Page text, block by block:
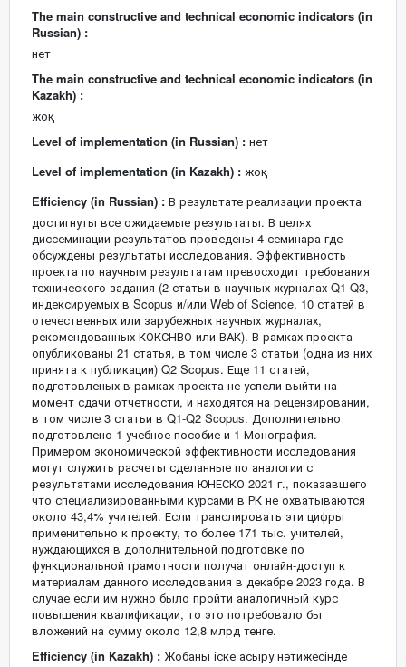
The main constructive and technical economic indicators (in
Russian) :
нет
The main constructive and technical economic indicators (in
Kazakh) :
жоқ
Level of implementation (in Russian) : нет
Level of implementation (in Kazakh) : жоқ
Efficiency (in Russian) : В результате реализации проекта
достигнуты все ожидаемые результаты. В целях
диссеминации результатов проведены 4 семинара где
обсуждены результаты исследования. Эффективность
проекта по научным результатам превосходит требования
технического задания (2 статьи в научных журналах Q1-Q3,
индексируемых в Scopus и/или Web of Science, 10 статей в
отечественных или зарубежных научных журналах,
рекомендованных КОКСНВО или ВАК). В рамках проекта
опубликованы 21 статья, в том числе 3 статьи (одна из них
принята к публикации) Q2 Scopus. Еще 11 статей,
подготовленых в рамках проекта не успели выйти на
момент сдачи отчетности, и находятся на рецензировании,
в том числе 3 статьи в Q1-Q2 Scopus. Дополнительно
подготовлено 1 учебное пособие и 1 Монография.
Примером экономической эффективности исследования
могут служить расчеты сделанные по аналогии с
результатами исследования ЮНЕСКО 2021 г., показавшего
что специализированными курсами в РК не охватываются
около 43,4% учителей. Если транслировать эти цифры
применительно к проекту, то более 171 тыс. учителей,
нуждающихся в дополнительной подготовке по
функциональной грамотности получат онлайн-доступ к
материалам данного исследования в декабре 2023 года. В
случае если им нужно было пройти аналогичный курс
повышения квалификации, то это потребовало бы
вложений на сумму около 12,8 млрд тенге.
Efficiency (in Kazakh) : Жобаны іске асыру нәтижесінде